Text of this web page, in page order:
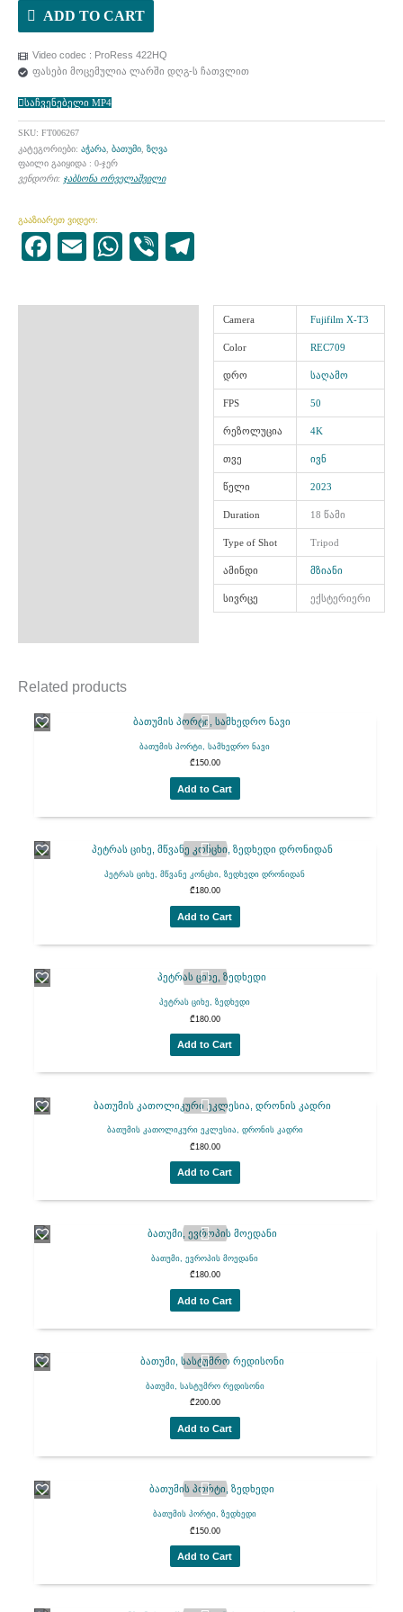
ADD TO CART
Video codec : ProRess 422HQ
ფასები მოცემულია ლარში დღგ-ს ჩათვლით
საჩვენებელი MP4
SKU: FT006267
კატეგორიები: აჭარა, ბათუმი, ზღვა
ფაილი გაიყიდა : 0-ჯერ
ვენდორი: ჯაბსონა ორველაშვილი
გააზიარეთ ვიდეო:
Facebook
EmailWhatsApp
Viber
Camera Fujifilm X-T3
Color REC709
დრო საღამო
FPS 50
რეზოლუცია 4K
თვე ივნ
წელი 2023
Duration 18 წამი
Type of Shot Tripod
ამინდი მზიანი
სივრცე ექსტერიერი
Related products
ბათუმის პორტი, სამხედრო ნავი
₾150.00
Add to Cart
პეტრას ციხე, მწვანე კონცხი, ზედხედი დრონიდან
₾180.00
Add to Cart
პეტრას ციხე, ზედხედი
₾180.00
Add to Cart
ბათუმის კათოლიკური ეკლესია, დრონის კადრი
₾180.00
Add to Cart
ბათუმი, ევროპის მოედანი
₾180.00
Add to Cart
ბათუმი, სასტუმრო რედისონი
₾200.00
Add to Cart
ბათუმის პორტი, ზედხედი
₾150.00
Add to Cart